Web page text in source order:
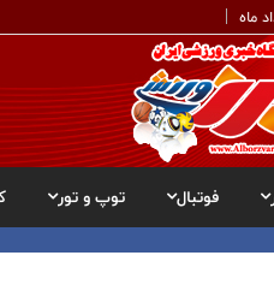
ماه
فوتبال توپ و تور